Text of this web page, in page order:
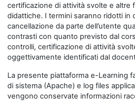
certificazione di attività svolte e altre
didattiche. I termini saranno ridotti in
cancellazione da parte dell’utente
contrasti con quanto previsto dal
controlli, certificazione di attività
oggettivamente identificati dal
La presente piattaforma e-Learning
di sistema (Apache) e log files
vengono conservate informazioni